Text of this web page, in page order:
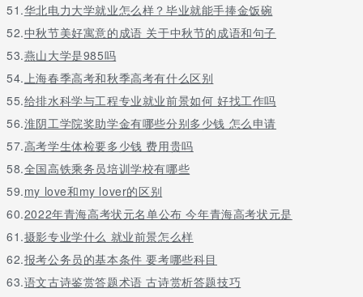
51.华北电力大学就业怎么样？毕业就能手捧金饭碗
52.中秋节美好寓意的成语 关于中秋节的成语和句子
53.燕山大学是985吗
54. 上海春季高考和秋季高考有什么区别
55.给排水科学与工程专业就业前景如何 好找工作吗
56.淮阴工学院奖助学金有哪些分别多少钱 怎么申请
57.高考学生体检要多少钱 费用贵吗
58.全国高铁乘务员培训学校有哪些
59.my love和my lover的区别
60.2022年青海高考状元名单公布 今年青海高考状元是
61.摄影专业学什么 就业前景怎么样
62.报考公务员的基本条件 要考哪些科目
63.语文古诗鉴赏答题术语 古诗赏析答题技巧